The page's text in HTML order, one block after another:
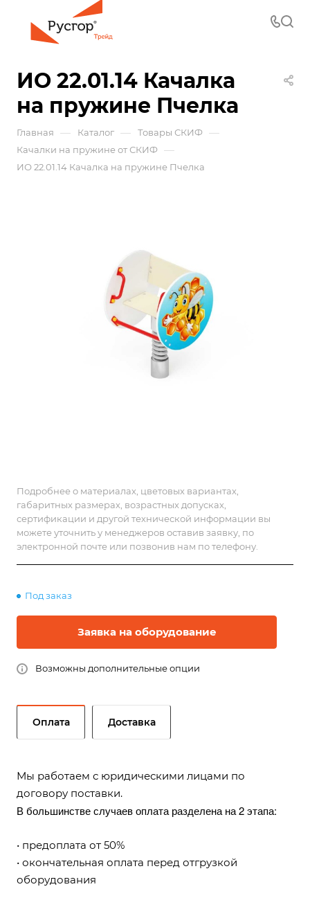
ИО 22.01.14 Качалка
на пружине Пчелка
Главная — Каталог — Товары СКИФ —
Качалки на пружине от СКИФ —
ИО 22.01.14 Качалка на пружине Пчелка
Подробнее о материалах, цветовых вариантах,
габаритных размерах, возрастных допусках,
сертификации и другой технической информации вы
можете уточнить у менеджеров оставив заявку, по
электронной почте или позвонив нам по телефону.
Под заказ
Заявка на оборудование
Возможны дополнительные опции
Оплата Доставка
Мы работаем с юридическими лицами по
договору поставки.
В большинстве случаев оплата разделена на 2 этапа:
• предоплата от 50%
• окончательная оплата перед отгрузкой
оборудования